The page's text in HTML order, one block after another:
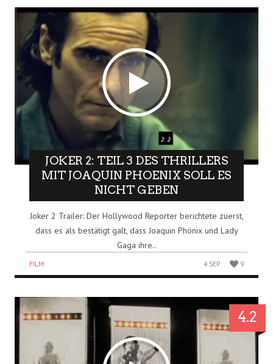
JOKER 2: TEIL 3 DES THRILLERS
MIT JOAQUIN PHOENIX SOLL ES
NICHT GEBEN
Joker 2 Trailer: Der Hollywood Reporter berichtete zuerst,
dass es als bestätigt galt, dass Joaquin Phönix und Lady
Gaga ihre..
FILM 4 SEP. 9
4.2